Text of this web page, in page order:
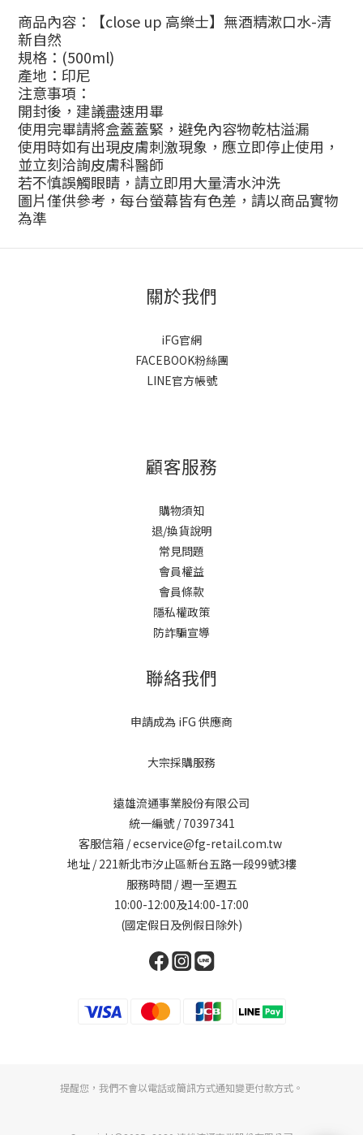
商品內容：【close up 高樂士】無酒精漱口水-清
新自然
規格：(500ml)
產地：印尼
注意事項：
開封後，建議盡速用畢
使用完畢請將盒蓋蓋緊，避免內容物乾枯溢漏
使用時如有出現皮膚刺激現象，應立即停止使用，
並立刻洽詢皮膚科醫師
若不慎誤觸眼睛，請立即用大量清水沖洗
圖片僅供參考，每台螢幕皆有色差，請以商品實物
為準
關於我們
iFG官網
FACEBOOK粉絲團
LINE官方帳號
顧客服務
購物須知
退/換貨說明
常見問題
會員權益
會員條款
隱私權政策
防詐騙宣導
聯絡我們
申請成為 iFG 供應商
大宗採購服務
遠雄流通事業股份有限公司
統一編號 / 70397341
客服信箱 / ecservice@fg-retail.com.tw
地址 / 221新北市汐止區新台五路一段99號3樓
服務時間 / 週一至週五
10:00-12:00及14:00-17:00
(國定假日及例假日除外)
提醒您，我們不會以電話或簡訊方式通知變更付款方式。